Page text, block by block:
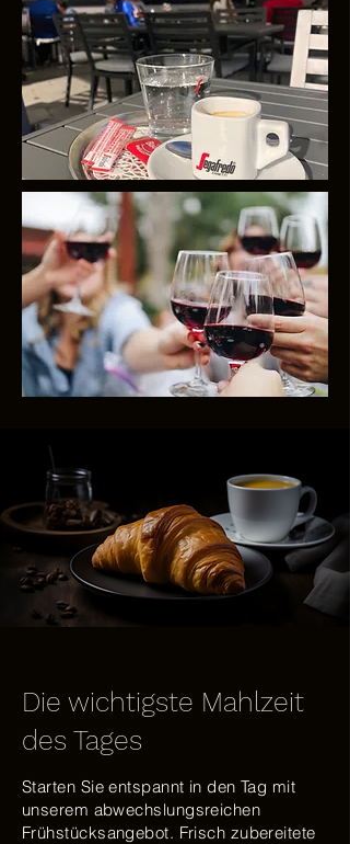
Die wichtigste Mahlzeit
des Tages
Starten Sie entspannt in den Tag mit
unserem abwechslungsreichen
Frühstücksangebot. Frisch zubereitete